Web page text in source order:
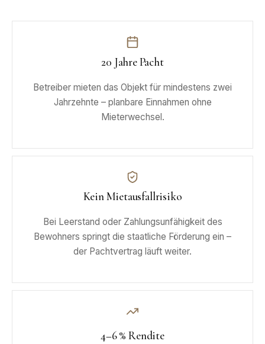
20 Jahre Pacht
Betreiber mieten das Objekt für mindestens zwei
Jahrzehnte – planbare Einnahmen ohne
Mieterwechsel.
Kein Mietausfallrisiko
Bei Leerstand oder Zahlungsunfähigkeit des
Bewohners springt die staatliche Förderung ein –
der Pachtvertrag läuft weiter.
4–6 % Rendite